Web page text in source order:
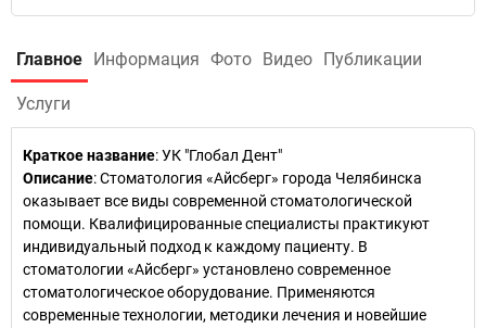
Главное Информация Фото Видео Публикации
Услуги
Краткое название:УК "Глобал Дент"
Описание: Стоматология «Айсберг» города Челябинска
оказывает все виды современной стоматологической
помощи. Квалифицированные специалисты практикуют
индивидуальный подход к каждому пациенту. В
стоматологии «Айсберг» установлено современное
стоматологическое оборудование. Применяются
современные технологии, методики лечения и новейшие